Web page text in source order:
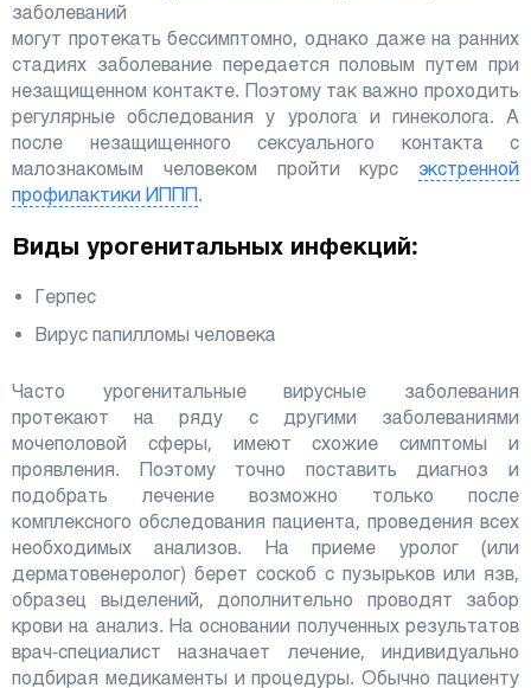
заболеваний
могут протекать бессимптомно, однако даже на ранних
стадиях заболевание передается половым путем при
незащищенном контакте. Поэтому так важно проходить
регулярные обследования у уролога и гинеколога. А
после незащищенного сексуального контакта с
малознакомым человеком пройти курс экстренной
профилактики ИППП.
Виды урогенитальных инфекций:
Герпес
Вирус папилломы человека
Часто урогенитальные вирусные заболевания
протекают на ряду с другими заболеваниями
мочеполовой сферы, имеют схожие симптомы и
проявления. Поэтому точно поставить диагноз и
подобрать лечение возможно только после
комплексного обследования пациента, проведения всех
необходимых анализов. На приеме уролог (или
дерматовенеролог) берет соскоб с пузырьков или язв,
образец выделений, дополнительно проводят забор
крови на анализ. На основании полученных результатов
врач-специалист назначает лечение, индивидуально
подбирая медикаменты и процедуры. Обычно пациенту